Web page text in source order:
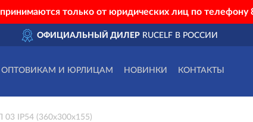
только от юридических лиц по телефону
ОФИЦИАЛЬНЫЙ ДИЛЕРRUCELF В РОССИИ
ОПТОВИКАМ И ЮРЛИЦАМ НОВИНКИ КОНТАКТЫ
IP54 (360х300х155)